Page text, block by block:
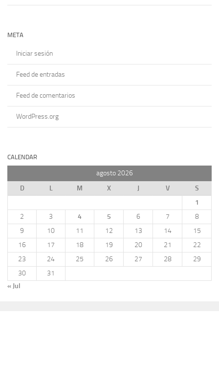
META
Iniciar sesión
Feed de entradas
Feed de comentarios
WordPress.org
CALENDAR
agosto 2026
D
L M X J V
S
1
2
3 4 5 6 7
8
9
10 11 12 13 14
15
16
17 18 19 20 21
22
23
24 25 26 27 28
29
30
31
« Jul